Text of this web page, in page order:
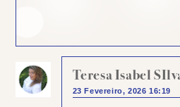
Teresa Isabel
23 Fevereiro, 2026 16:19